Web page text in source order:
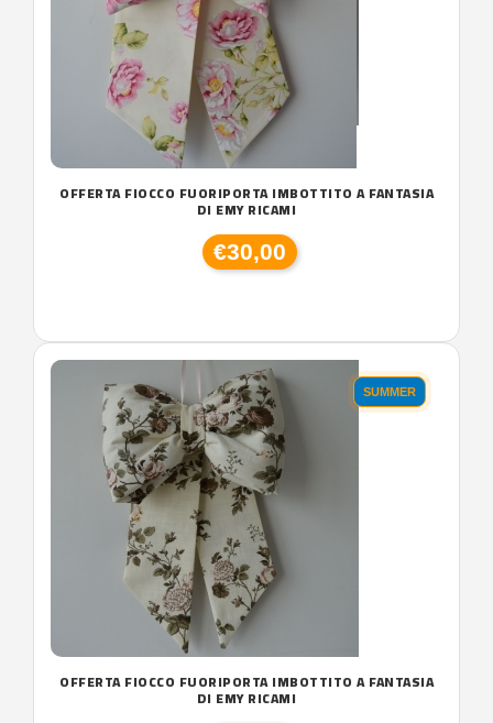
OFFERTA FIOCCO FUORIPORTA IMBOTTITO A FANTASIA
DI EMY RICAMI
€30,00
SUMMER
OFFERTA FIOCCO FUORIPORTA IMBOTTITO A FANTASIA
DI EMY RICAMI